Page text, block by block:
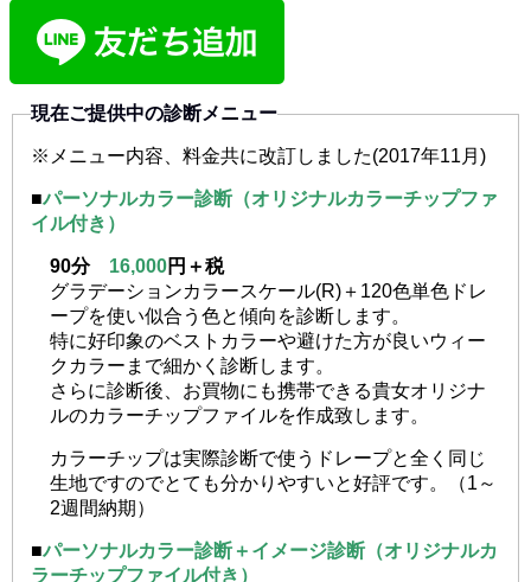
現在ご提供中の診断メニュー
※メニュー内容、料金共に改訂しました(2017年11月)
■パーソナルカラー診断（オリジナルカラーチップファ
イル付き）
90分 16,000円＋税
グラデーションカラースケール(R)＋120色単色ドレ
ープを使い似合う色と傾向を診断します。
特に好印象のベストカラーや避けた方が良いウィー
クカラーまで細かく診断します。
さらに診断後、お買物にも携帯できる貴女オリジナ
ルのカラーチップファイルを作成致します。
カラーチップは実際診断で使うドレープと全く同じ
生地ですのでとても分かりやすいと好評です。（1～
2週間納期）
■パーソナルカラー診断＋イメージ診断（オリジナルカ
ラーチップファイル付き）